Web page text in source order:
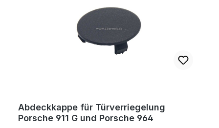
Abdeckkappe für Türverriegelung
Porsche 911 G und Porsche 964